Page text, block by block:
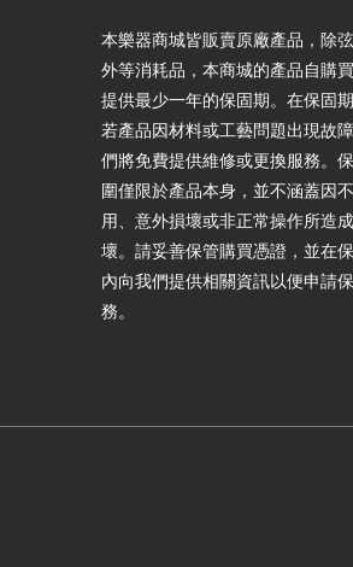
本樂器商城皆販賣原廠產品，除
外等消耗品，本商城的產品自購
提供最少一年的保固期。在保固
若產品因材料或工藝問題出現故
們將免費提供維修或更換服務。
圍僅限於產品本身，並不涵蓋因
用、意外損壞或非正常操作所造
壞。請妥善保管購買憑證，並在
內向我們提供相關資訊以便申請
務。